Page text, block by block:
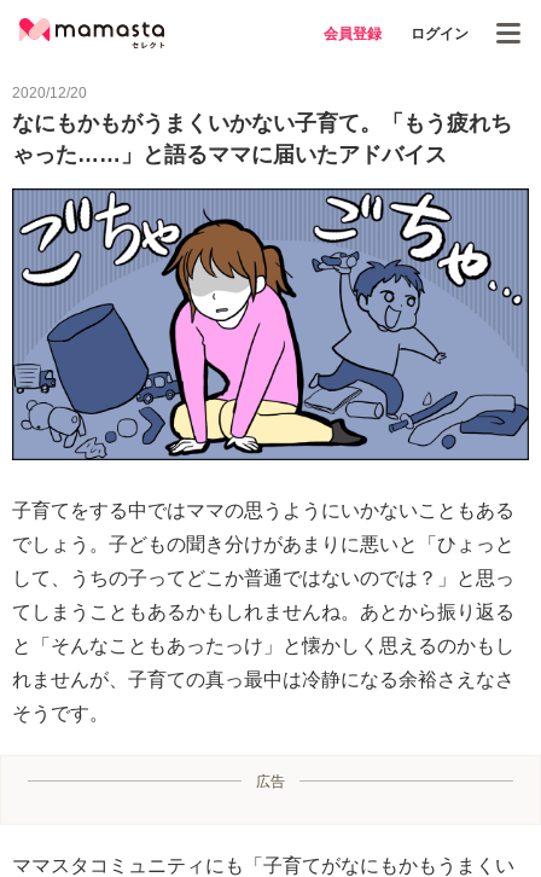
会員登録 ログイン
2020/12/20
なにもかもがうまくいかない子育て。「もう疲れち
ゃった……」と語るママに届いたアドバイス
子育てをする中ではママの思うようにいかないこともある
でしょう。子どもの聞き分けがあまりに悪いと「ひょっと
して、うちの子ってどこか普通ではないのでは？」と思っ
てしまうこともあるかもしれませんね。あとから振り返る
と「そんなこともあったっけ」と懐かしく思えるのかもし
れませんが、子育ての真っ最中は冷静になる余裕さえなさ
そうです。
広告
ママスタコミュニティにも「子育てがなにもかもうまくい